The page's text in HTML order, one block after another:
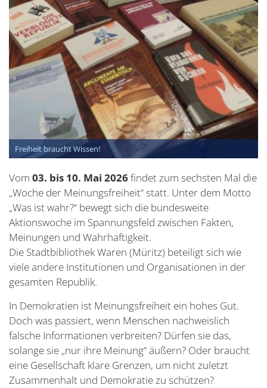
Freiheit braucht Wissen!
Vom 03. bis 10. Mai 2026findet zum sechsten Mal die
„Woche der Meinungsfreiheit“ statt. Unter dem Motto
„Was ist wahr?“ bewegt sich die bundesweite
Aktionswoche im Spannungsfeld zwischen Fakten,
Meinungen und Wahrhaftigkeit.
Die Stadtbibliothek Waren (Müritz) beteiligt sich wie
viele andere Institutionen und Organisationen in der
gesamten Republik.
In Demokratien ist Meinungsfreiheit ein hohes Gut.
Doch was passiert, wenn Menschen nachweislich
falsche Informationen verbreiten? Dürfen sie das,
solange sie „nur ihre Meinung“ äußern? Oder braucht
eine Gesellschaft klare Grenzen, um nicht zuletzt
Zusammenhalt und Demokratie zu schützen?